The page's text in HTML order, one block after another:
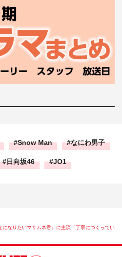
Snow Man なにわ男子
日向坂46 JO1
になりたいマサムネ君』に主演「丁寧につくってい